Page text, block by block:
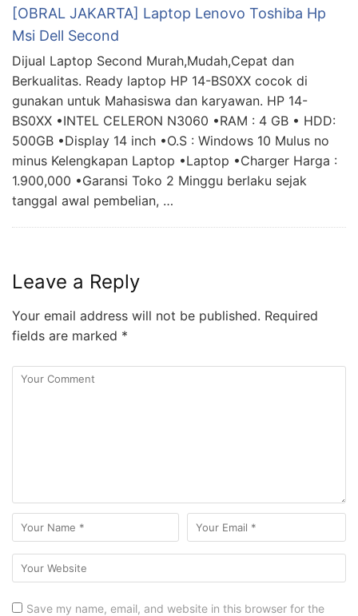
[OBRAL JAKARTA] Laptop Lenovo Toshiba Hp
Msi Dell Second
Dijual Laptop Second Murah,Mudah,Cepat dan
Berkualitas. Ready laptop HP 14-BS0XX cocok di
gunakan untuk Mahasiswa dan karyawan. HP 14-
BS0XX •INTEL CELERON N3060 •RAM : 4 GB • HDD:
500GB •Display 14 inch •O.S : Windows 10 Mulus no
minus Kelengkapan Laptop •Laptop •Charger Harga :
1.900,000 •Garansi Toko 2 Minggu berlaku sejak
tanggal awal pembelian, …
Leave a Reply
Your email address will not be published. Required
fields are marked *
Save my name, email, and website in this browser for the